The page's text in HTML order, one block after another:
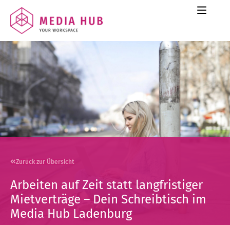
Zurück zur Übersicht
Arbeiten auf Zeit statt langfristiger
Mietverträge – Dein Schreibtisch im
Media Hub Ladenburg